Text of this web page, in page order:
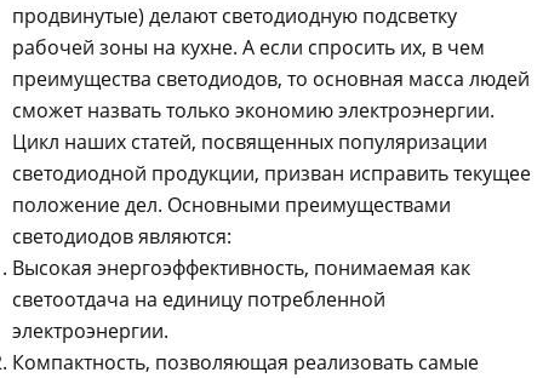
продвинутые) делают светодиодную подсветку
рабочей зоны на кухне. А если спросить их, в чем
преимущества светодиодов, то основная масса людей
сможет назвать только экономию электроэнергии.
Цикл наших статей, посвященных популяризации
светодиодной продукции, призван исправить текущее
положение дел. Основными преимуществами
светодиодов являются:
Высокая энергоэффективность, понимаемая как
светоотдача на единицу потребленной
электроэнергии.
Компактность, позволяющая реализовать самые